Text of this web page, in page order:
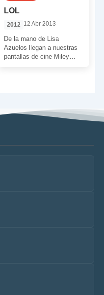
LOL
2012 12 Abr 2013
De la mano de Lisa
Azuelos llegan a nuestras
pantallas de cine Miley